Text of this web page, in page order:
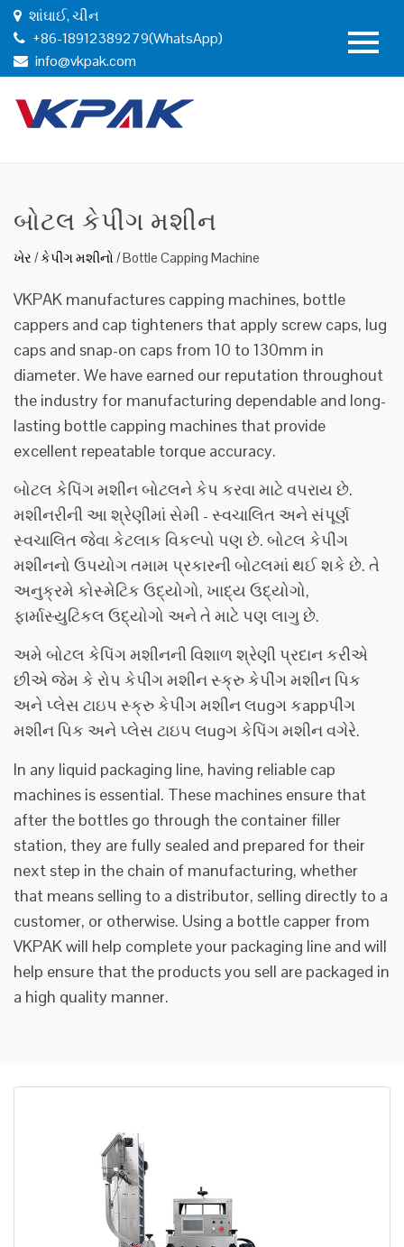
શાંઘાઈ, ચીન
+86-18912389279(WhatsApp)
info@vkpak.com
બોટલ કેપીંગ મશીન
ખેર /કેપીંગ મશીનો /Bottle Capping Machine
VKPAK manufactures capping machines, bottle
cappers and cap tighteners that apply screw caps, lug
caps and snap-on caps from 10 to 130mm in
diameter. We have earned our reputation throughout
the industry for manufacturing dependable and long-
lasting bottle capping machines that provide
excellent repeatable torque accuracy.
બોટલ કેપિંગ મશીન બોટલને કેપ કરવા માટે વપરાય છે.
મશીનરીની આ શ્રેણીમાં સેમી - સ્વચાલિત અને સંપૂર્ણ
સ્વચાલિત જેવા કેટલાક વિકલ્પો પણ છે. બોટલ કેપીંગ
મશીનનો ઉપયોગ તમામ પ્રકારની બોટલમાં થઈ શકે છે. તે
અનુક્રમે કોસ્મેટિક ઉદ્યોગો, ખાદ્ય ઉદ્યોગો,
ફાર્માસ્યુટિકલ ઉદ્યોગો અને તે માટે પણ લાગુ છે.
અમે બોટલ કેપિંગ મશીનની વિશાળ શ્રેણી પ્રદાન કરીએ
છીએ જેમ કે રોપ કેપીંગ મશીન સ્ક્રુ કેપીંગ મશીન પિક
અને પ્લેસ ટાઇપ સ્ક્રુ કેપીંગ મશીન લugગ કappપીંગ
મશીન પિક અને પ્લેસ ટાઇપ લugગ કેપિંગ મશીન વગેરે.
In any liquid packaging line, having reliable cap
machines is essential. These machines ensure that
after the bottles go through the container filler
station, they are fully sealed and prepared for their
next step in the chain of manufacturing, whether
that means selling to a distributor, selling directly to a
customer, or otherwise. Using a bottle capper from
VKPAK will help complete your packaging line and will
help ensure that the products you sell are packaged in
a high quality manner.